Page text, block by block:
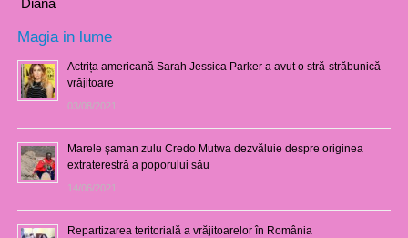
Magia in lume
Actrița americană Sarah Jessica Parker a avut o stră-străbunică
vrăjitoare
03/08/2021
Marele şaman zulu Credo Mutwa dezvăluie despre originea
extraterestră a poporului său
14/06/2021
Repartizarea teritorială a vrăjitoarelor în România